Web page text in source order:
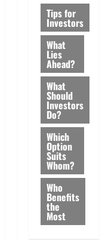
Tips for
Investors
What
Lies
Ahead?
What
Should
Investors
Do?
Which
Option
Suits
Whom?
Who
Benefits
the
Most